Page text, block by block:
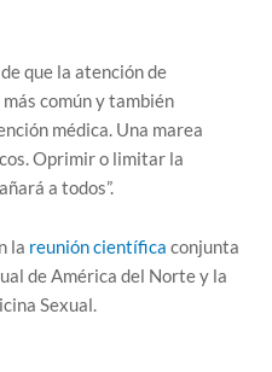
que la atención de
común y también
médica. Una marea
Oprimir o limitar la
a todos”.
la reunión científica conjunta
de América del Norte y la
Sexual.